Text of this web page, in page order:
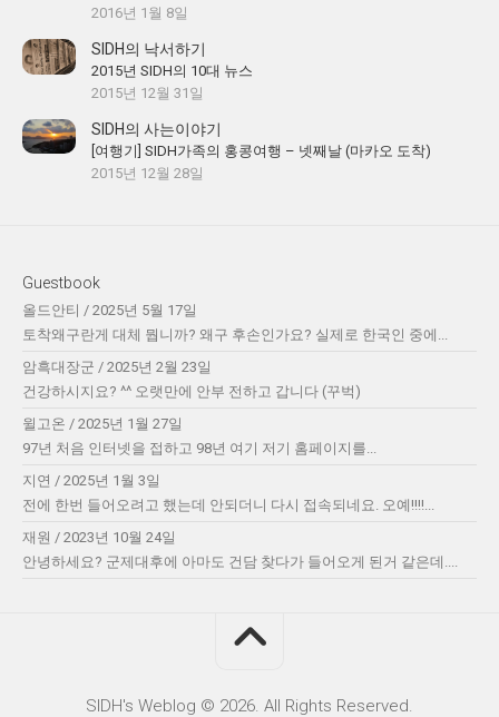
2016년 1월 8일
SIDH의 낙서하기
2015년 SIDH의 10대 뉴스
2015년 12월 31일
SIDH의 사는이야기
[여행기] SIDH가족의 홍콩여행 – 넷째날 (마카오 도착)
2015년 12월 28일
Guestbook
올드안티 / 2025년 5월 17일
토착왜구란게 대체 뭡니까? 왜구 후손인가요? 실제로 한국인 중에...
암흑대장군 / 2025년 2월 23일
건강하시지요? ^^ 오랫만에 안부 전하고 갑니다 (꾸벅)
윌고온 / 2025년 1월 27일
97년 처음 인터넷을 접하고 98년 여기 저기 홈페이지를...
지연 / 2025년 1월 3일
전에 한번 들어오려고 했는데 안되더니 다시 접속되네요. 오예!!!!...
재원 / 2023년 10월 24일
안녕하세요? 군제대후에 아마도 건담 찾다가 들어오게 된거 같은데....
SIDH′s Weblog © 2026. All Rights Reserved.